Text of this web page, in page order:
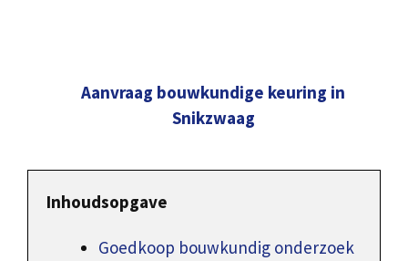
Aanvraag bouwkundige keuring in
Snikzwaag
Inhoudsopgave
Goedkoop bouwkundig onderzoek